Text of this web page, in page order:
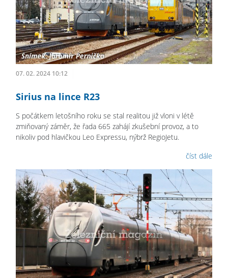
07. 02. 2024 10:12
Sirius na lince R23
S počátkem letošního roku se stal realitou již vloni v létě
zmiňovaný záměr, že řada 665 zahájí zkušební provoz, a to
nikoliv pod hlavičkou Leo Expressu, nýbrž RegioJetu.
číst dále